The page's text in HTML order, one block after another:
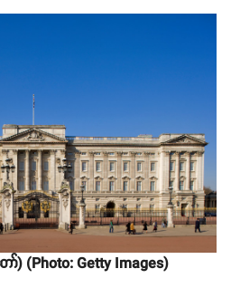
) (Photo: Getty Images)